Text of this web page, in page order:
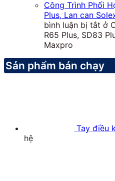
Công Trình Phối
Plus, Lan can
bình luận bị tắt ở
R65 Plus, SD83
Maxpro
Sản phẩm bán chạy
Tay điều
hệ